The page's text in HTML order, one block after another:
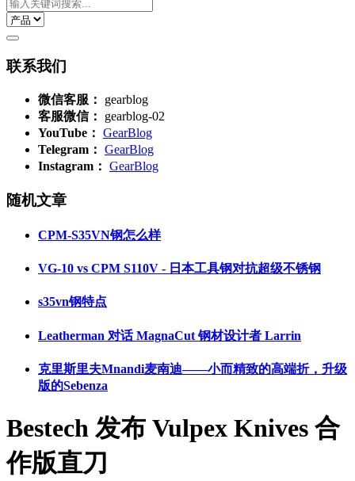
联系我们
微信客服：
gearblog
客服微信：
gearblog-02
YouTube： GearBlog
Telegram： GearBlog
Instagram： GearBlog
随机文章
CPM-S35VN钢怎么样
VG-10 vs CPM S110V - 日本工具钢对抗超级不锈钢
s35vn钢特点
Leatherman 对话 MagnaCut 钢材设计者 Larrin
克里斯里夫Mnandi麦南迪——小而精致的高端折，升级
版的Sebenza
Bestech 发布 Vulpex Knives 合
作版直刀